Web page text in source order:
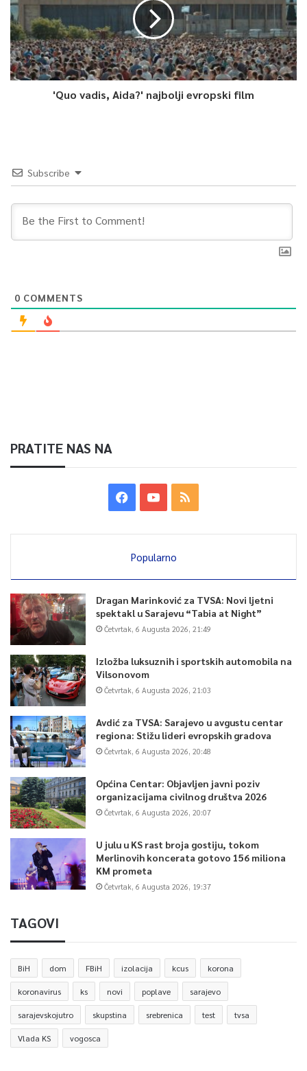
'Quo vadis, Aida?' najbolji evropski film
Subscribe
0 COMMENTS
PRATITE NAS NA
Popularno
Dragan Marinković za TVSA: Novi ljetni
spektakl u Sarajevu “Tabia at Night”
Četvrtak, 6 Augusta 2026, 21:49
Izložba luksuznih i sportskih automobila na
Vilsonovom
Četvrtak, 6 Augusta 2026, 21:03
Avdić za TVSA: Sarajevo u avgustu centar
regiona: Stižu lideri evropskih gradova
Četvrtak, 6 Augusta 2026, 20:48
Općina Centar: Objavljen javni poziv
organizacijama civilnog društva 2026
Četvrtak, 6 Augusta 2026, 20:07
U julu u KS rast broja gostiju, tokom
Merlinovih koncerata gotovo 156 miliona
KM prometa
Četvrtak, 6 Augusta 2026, 19:37
TAGOVI
BiH dom FBiH izolacija kcus korona
koronavirus ks novi poplave sarajevo
sarajevskojutro skupstina srebrenica test tvsa
Vlada KS vogosca